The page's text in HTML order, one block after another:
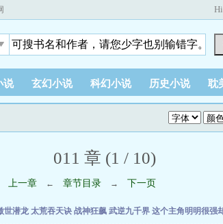
说 玄幻小说 科幻小说 历史小说 耽
011 章 (1 / 10)
上一章 ← 章节目录 → 下一页
世潜龙太荒吞天诀 战神狂飙 武逆九千界 这个主角明明很强